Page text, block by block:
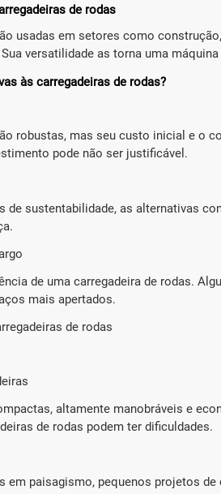
de rodas
usadas em setores como
versatilidade as torna uma
às carregadeiras de rodas?
robustas, mas seu custo inicial e o
pode não ser justificável.
de sustentabilidade, as alternativas
de uma carregadeira de rodas.
mais apertados.
de rodas
altamente manobráveis e
de rodas podem ter dificuldades.
em paisagismo, pequenos projetos
Carregadeira de rodas
Distância entre eixos (mm):
2000